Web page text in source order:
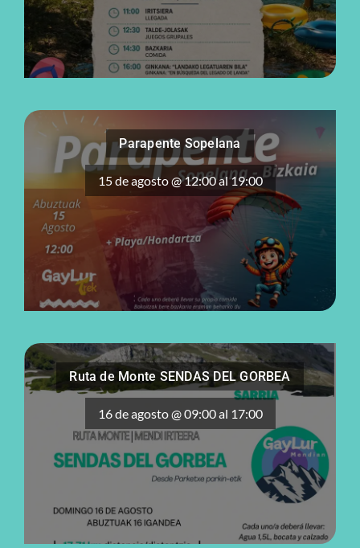
Parapente Sopelana
15 de agosto @ 12:00al19:00
Ruta de Monte SENDAS DEL GORBEA
16 de agosto @ 09:00al 17:00